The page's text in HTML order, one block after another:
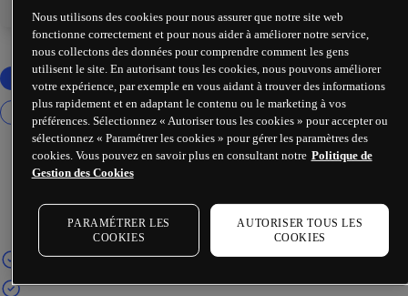
Nous utilisons des cookies pour nous assurer que notre site web
fonctionne correctement et pour nous aider à améliorer notre service,
nous collectons des données pour comprendre comment les gens
utilisent le site. En autorisant tous les cookies, nous pouvons améliorer
votre expérience, par exemple en vous aidant à trouver des informations
plus rapidement et en adaptant le contenu ou le marketing à vos
préférences. Sélectionnez « Autoriser tous les cookies » pour accepter ou
sélectionnez « Paramétrer les cookies » pour gérer les paramètres des
cookies. Vous pouvez en savoir plus en consultant notre Politique de
Gestion des Cookies
PARAMÉTRER LES
COOKIES
AUTORISER TOUS LES
COOKIES